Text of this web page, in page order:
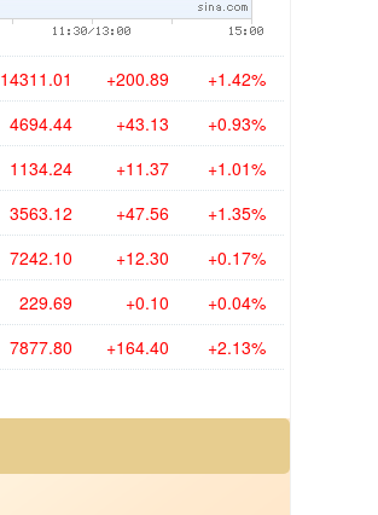
14311.01 +200.89 +1.42%
4694.44 +43.13 +0.93%
1134.24 +11.37 +1.01%
3563.12 +47.56 +1.35%
7242.10 +12.30 +0.17%
229.69 +0.10 +0.04%
7877.80 +164.40 +2.13%